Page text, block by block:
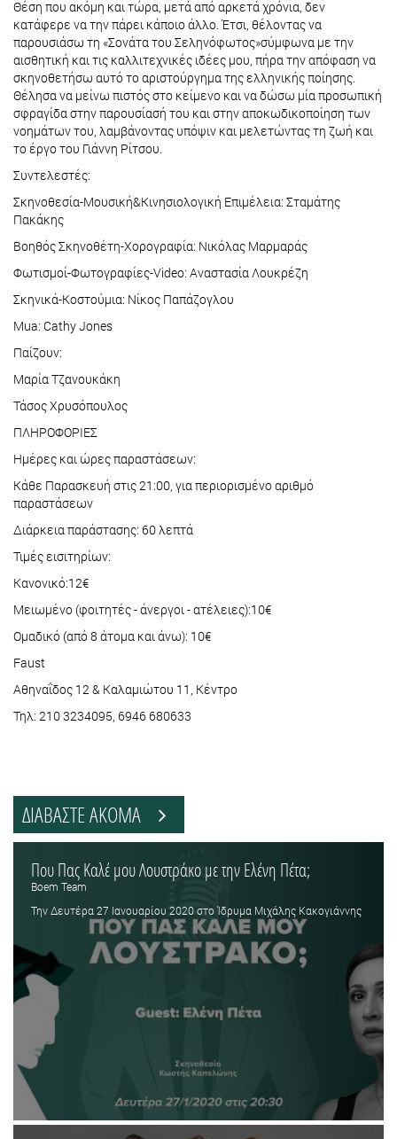
Θέση που ακόμη και τώρα, μετά από αρκετά χρόνια, δεν
κατάφερε να την πάρει κάποιο άλλο. Έτσι, θέλοντας να
παρουσιάσω τη «Σονάτα του Σεληνόφωτος»σύμφωνα με την
αισθητική και τις καλλιτεχνικές ιδέες μου, πήρα την απόφαση να
σκηνοθετήσω αυτό το αριστούργημα της ελληνικής ποίησης.
Θέλησα να μείνω πιστός στο κείμενο και να δώσω μία προσωπική
σφραγίδα στην παρουσίασή του και στην αποκωδικοποίηση των
νοημάτων του, λαμβάνοντας υπόψιν και μελετώντας τη ζωή και
το έργο του Γιάννη Ρίτσου.
Συντελεστές:
Σκηνοθεσία-Μουσική&Κινησιολογική Επιμέλεια: Σταμάτης
Πακάκης
Βοηθός Σκηνοθέτη-Χορογραφία: Νικόλας Μαρμαράς
Φωτισμοί-Φωτογραφίες-Video: Αναστασία Λουκρέζη
Σκηνικά-Κοστούμια: Νίκος Παπάζογλου
Mua: Cathy Jones
Παίζουν:
Μαρία Τζανουκάκη
Τάσος Χρυσόπουλος
ΠΛΗΡΟΦΟΡΙΕΣ
Ημέρες και ώρες παραστάσεων:
Κάθε Παρασκευή στις 21:00, για περιορισμένο αριθμό
παραστάσεων
Διάρκεια παράστασης: 60 λεπτά
Τιμές εισιτηρίων:
Κανονικό:12€
Μειωμένο (φοιτητές - άνεργοι - ατέλειες):10€
Ομαδικό (από 8 άτομα και άνω): 10€
Faust
Αθηναΐδος 12 & Καλαμιώτου 11, Κέντρο
Τηλ: 210 3234095, 6946 680633
ΔΙΑΒΑΣΤΕ ΑΚΟΜΑ
Που Πας Καλέ μου Λουστράκο με την Ελένη Πέτα;
Boem Team
Την Δευτέρα 27 Ιανουαρίου 2020 στο Ίδρυμα Μιχάλης Κακογιάννης